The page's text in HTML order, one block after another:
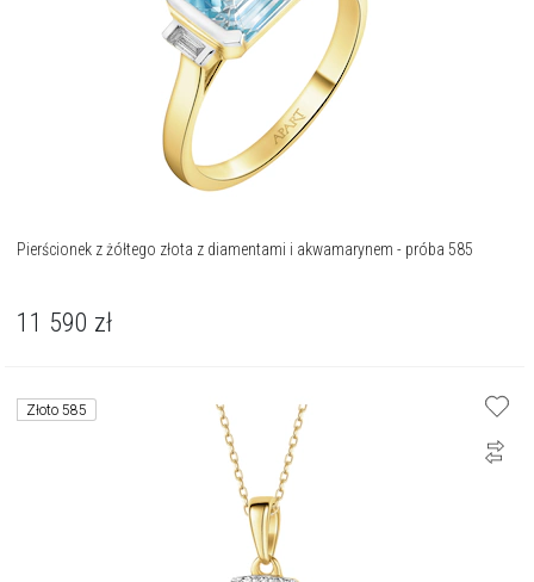
Pierścionek z żółtego złota z diamentami i akwamarynem - próba 585
11 590 zł
Złoto 585